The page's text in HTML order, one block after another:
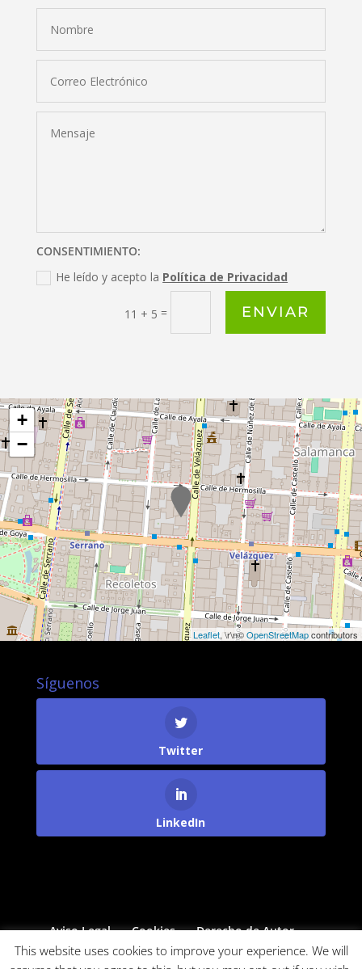
CONSENTIMIENTO:
He leído y acepto la Política de Privacidad
11 + 5 = ENVIAR
+
−
Leaflet, \r\n©OpenStreetMapcontributors
Síguenos
Twitter
LinkedIn
Aviso Legal Cookies
Derecho de Autor
Protección de Datos
This website uses cookies to improve your experience. We will